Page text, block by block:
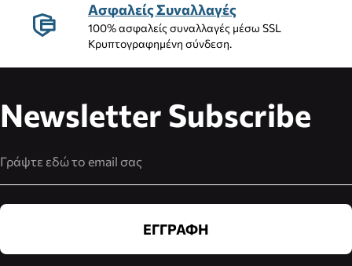
Ασφαλείς Συναλλαγές
100% ασφαλείς συναλλαγές μέσω SSL
Κρυπτογραφημένη σύνδεση.
Newsletter Subscribe
ΕΓΓΡΑΦΗ